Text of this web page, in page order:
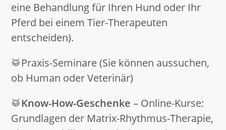
eine Behandlung für Ihren Hund oder Ihr
Pferd bei einem Tier-Therapeuten
entscheiden).
🥁Praxis-Seminare (Sie können aussuchen,
ob Human oder Veterinär)
🥁Know-How-Geschenke – Online-Kurse:
Grundlagen der Matrix-Rhythmus-Therapie,